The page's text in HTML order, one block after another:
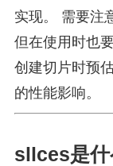
实现。 需要注
但在使用时也
创建切片时预
的性能影响。
sllces是什